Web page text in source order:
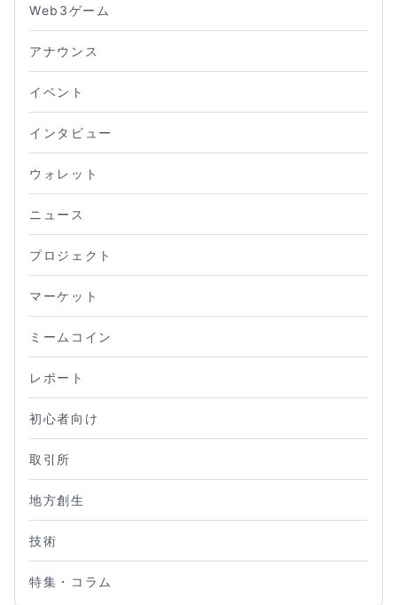
Web3ゲーム
アナウンス
イベント
インタビュー
ウォレット
ニュース
プロジェクト
マーケット
ミームコイン
レポート
初心者向け
取引所
地方創生
技術
特集・コラム